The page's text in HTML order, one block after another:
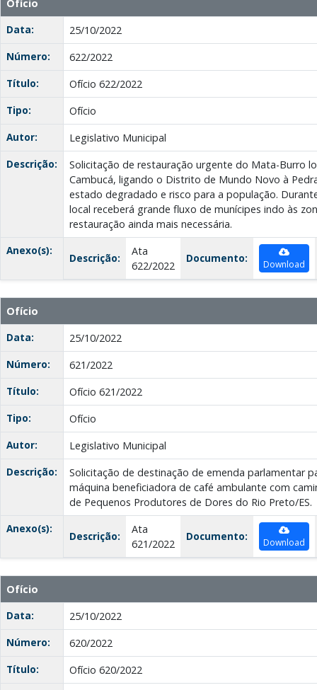
Ofício
Data:
25/10/2022
Número:
622/2022
Título:
Ofício 622/2022
Tipo:
Ofício
Autor:
Legislativo Municipal
Descrição:
Solicitação de restauração urgente do Mata-Burro
Cambucá, ligando o Distrito de Mundo Novo à
estado degradado e risco para a população.
local receberá grande fluxo de munícipes indo às
restauração ainda mais necessária.
Anexo(s):
Descrição:
Ata
622/2022
Documento: Download
Ofício
Data:
25/10/2022
Número:
621/2022
Título:
Ofício 621/2022
Tipo:
Ofício
Autor:
Legislativo Municipal
Descrição:
Solicitação de destinação de emenda parlamentar
máquina beneficiadora de café ambulante com
de Pequenos Produtores de Dores do Rio Preto/ES.
Anexo(s):
Descrição:
Ata
621/2022
Documento: Download
Ofício
Data:
25/10/2022
Número:
620/2022
Título:
Ofício 620/2022